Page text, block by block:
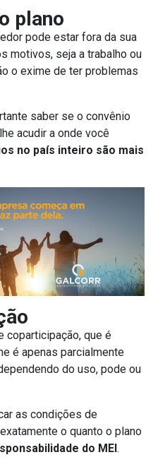
plano
pode estar fora da sua
motivos, seja a trabalho ou
o exime de ter problemas
saber se o convênio
acudir a onde você
no país inteiro são mais
coparticipação, que é
é apenas parcialmente
do uso, pode ou
as condições de
o quanto o plano
do MEI.